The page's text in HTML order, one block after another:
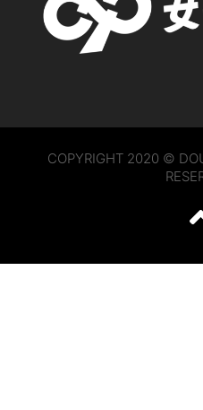
COPYRIGHT 2020 ©